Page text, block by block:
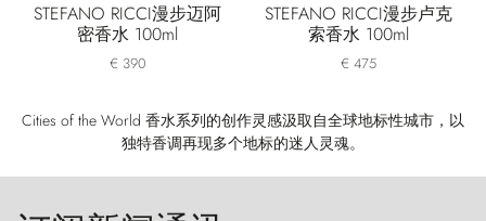
STEFANO RICCI漫步迈阿
密香水 100ml
€ 390
STEFANO RICCI漫步卢克
索香水 100ml
€ 475
Cities of the World 香水系列的创作灵感汲取自全球地标性城市，以
独特香调再现多个地标的迷人灵魂。